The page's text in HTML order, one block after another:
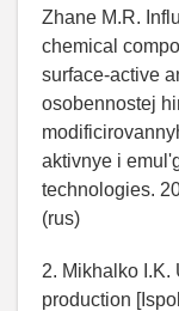
Zhane M.R.
chemical
surface-active
osobennostej
aktivnye i
technologies.
(rus)
2. Mikhalko I.K.
production